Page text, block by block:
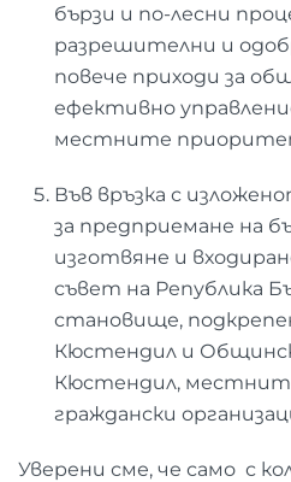
бързи и по-лесни
разрешителни и
повече приходи за
ефективно
местните
Във връзка с
за предприемане на
изготвяне и
съвет на Република
становище,
Кюстендил и
Кюстендил,
граждански
Уверени сме, че само с